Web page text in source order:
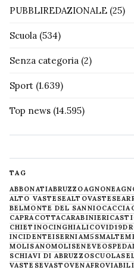
PUBBLIREDAZIONALE (25)
Scuola (534)
Senza categoria (2)
Sport (1.639)
Top news (14.595)
TAG
ABBONATIABRUZZOAGNONE
ALTO VASTESEALTOVASTESE
BELMONTE DEL SANNIOCACCIA
CAPRACOTTACARABINIERI
CHIETINOCINGHIALICOVID19
INCIDENTEISERNIAM5S
MOLISANOMOLISENEVE
SCHIAVI DI ABRUZZOSCUOLA
VASTESEVASTOVENAFRO